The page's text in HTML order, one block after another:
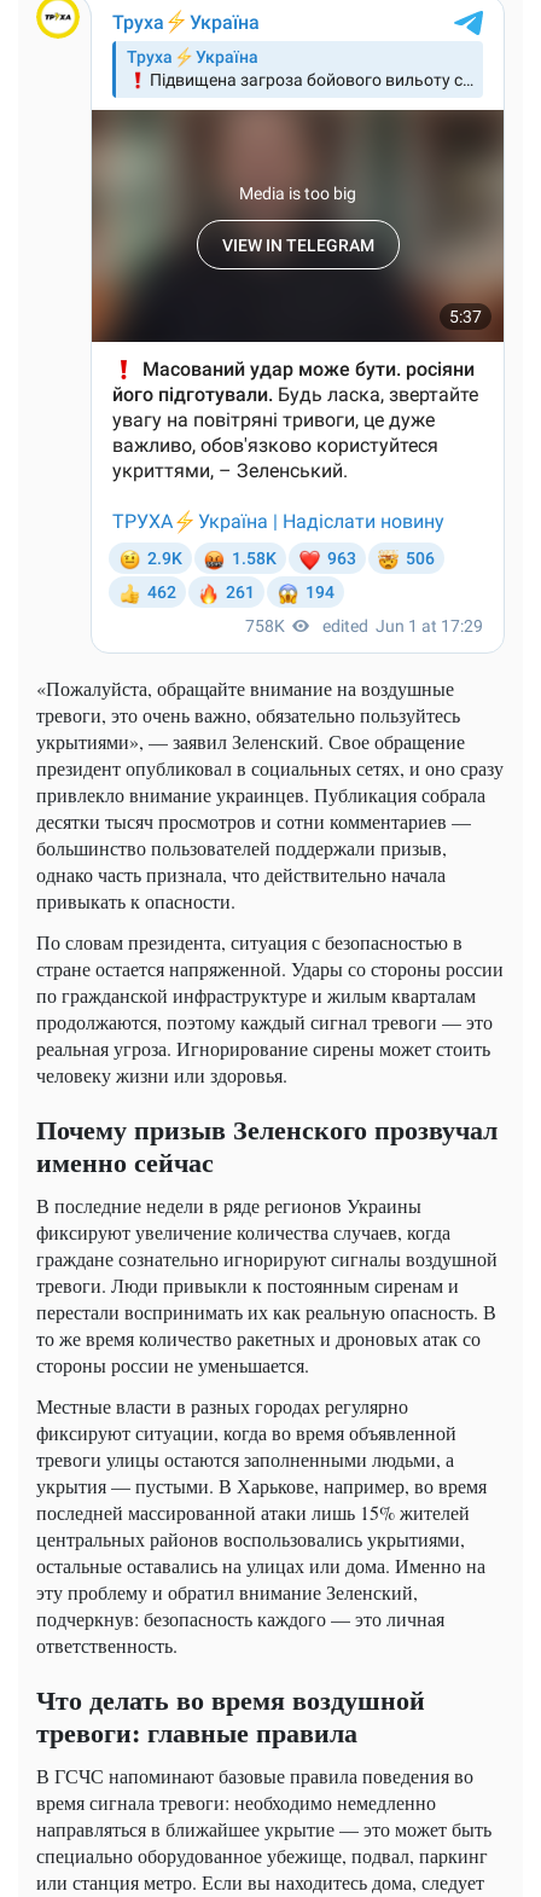
«Пожалуйста, обращайте внимание на воздушные
тревоги, это очень важно, обязательно пользуйтесь
укрытиями», — заявил Зеленский. Свое обращение
президент опубликовал в социальных сетях, и оно сразу
привлекло внимание украинцев. Публикация собрала
десятки тысяч просмотров и сотни комментариев —
большинство пользователей поддержали призыв,
однако часть признала, что действительно начала
привыкать к опасности.
По словам президента, ситуация с безопасностью в
стране остается напряженной. Удары со стороны россии
по гражданской инфраструктуре и жилым кварталам
продолжаются, поэтому каждый сигнал тревоги — это
реальная угроза. Игнорирование сирены может стоить
человеку жизни или здоровья.
Почему призыв Зеленского прозвучал
именно сейчас
В последние недели в ряде регионов Украины
фиксируют увеличение количества случаев, когда
граждане сознательно игнорируют сигналы воздушной
тревоги. Люди привыкли к постоянным сиренам и
перестали воспринимать их как реальную опасность. В
то же время количество ракетных и дроновых атак со
стороны россии не уменьшается.
Местные власти в разных городах регулярно
фиксируют ситуации, когда во время объявленной
тревоги улицы остаются заполненными людьми, а
укрытия — пустыми. В Харькове, например, во время
последней массированной атаки лишь 15% жителей
центральных районов воспользовались укрытиями,
остальные оставались на улицах или дома. Именно на
эту проблему и обратил внимание Зеленский,
подчеркнув: безопасность каждого — это личная
ответственность.
Что делать во время воздушной
тревоги: главные правила
В ГСЧС напоминают базовые правила поведения во
время сигнала тревоги: необходимо немедленно
направляться в ближайшее укрытие — это может быть
специально оборудованное убежище, подвал, паркинг
или станция метро. Если вы находитесь дома, следует